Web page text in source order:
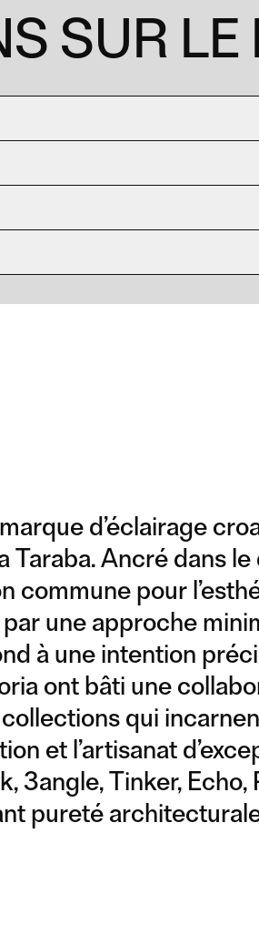
SUR
d’éclairage
Taraba. Ancré dans
commune pour
une approche
à une intention
ont bâti une
qui
et l’artisanat
3angle, Tinker, Echo,
pureté